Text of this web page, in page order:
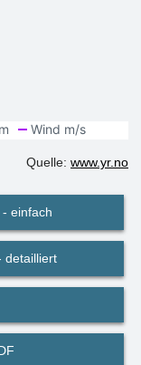
Quelle: www.yr.no
einfach
detailliert